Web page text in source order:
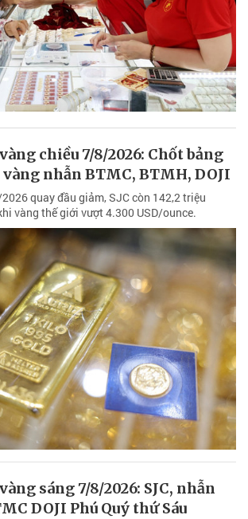
chiều 7/8/2026: Chốt bảng
vàng nhẫn BTMC, BTMH, DOJI
quay đầu giảm, SJC còn 142,2 triệu
vàng thế giới vượt 4.300 USD/ounce.
sáng 7/8/2026: SJC, nhẫn
DOJI Phú Quý thứ Sáu